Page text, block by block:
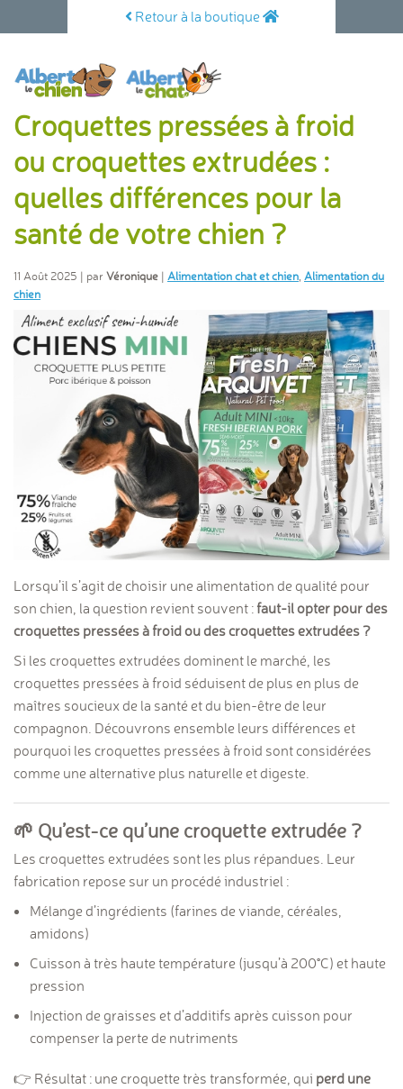
Retour à la boutique
Croquettes pressées à froid
ou croquettes extrudées :
quelles différences pour la
santé de votre chien ?
11 Août 2025 | par Véronique | Alimentation chat et chien Alimentation du
chien
Lorsqu’il s’agit de choisir une alimentation de qualité pour
son chien, la question revient souvent : faut-il opter pour des
croquettes pressées à froid ou des croquettes extrudées ?
Si les croquettes extrudées dominent le marché, les
croquettes pressées à froid séduisent de plus en plus de
maîtres soucieux de la santé et du bien-être de leur
compagnon. Découvrons ensemble leurs différences et
pourquoi les croquettes pressées à froid sont considérées
comme une alternative plus naturelle et digeste.
🌱 Qu’est-ce qu’une croquette extrudée ?
Les croquettes extrudées sont les plus répandues. Leur
fabrication repose sur un procédé industriel :
Mélange d’ingrédients (farines de viande, céréales,
amidons)
Cuisson à très haute température (jusqu’à 200°C) et haute
pression
Injection de graisses et d’additifs après cuisson pour
compenser la perte de nutriments
👉 Résultat : une croquette très transformée, qui perd une